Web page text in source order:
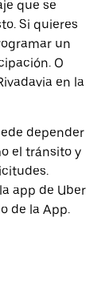
que se
Si quieres
un
O
en la
depender
el tránsito y
app de Uber
de la App.